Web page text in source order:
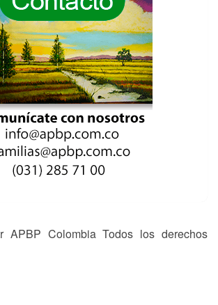
APBP Colombia Todos los derechos